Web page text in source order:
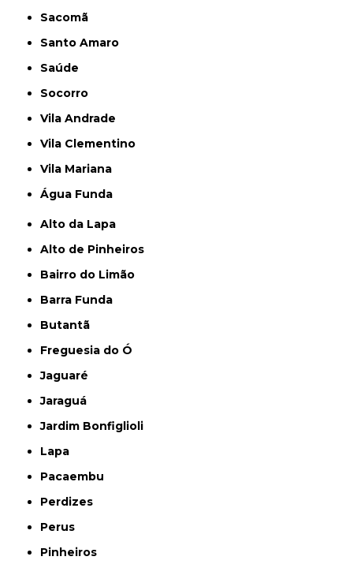
Sacomã
Santo Amaro
Saúde
Socorro
Vila Andrade
Vila Clementino
Vila Mariana
Água Funda
Alto da Lapa
Alto de Pinheiros
Bairro do Limão
Barra Funda
Butantã
Freguesia do Ó
Jaguaré
Jaraguá
Jardim Bonfiglioli
Lapa
Pacaembu
Perdizes
Perus
Pinheiros